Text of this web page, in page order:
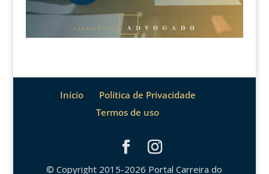
Início
Política de Privacidade
Termos de uso
© Copyright 2015-2026 Portal Carreira do